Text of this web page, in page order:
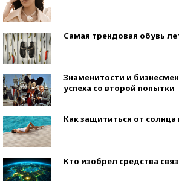
Самая трендовая обувь
Знаменитости и
успеха со второй попытки
Как защититься от солнца
Кто изобрел средства